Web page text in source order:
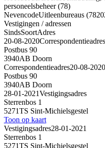
personeelsbeheer (78)
NevencodeUitleenbureaus
Vestigingen / adressen
SindsSoortAdres
20-08-2020Correspondentieadres
Postbus 90
3940AB Doorn
Correspondentieadres20-08-2020
Postbus 90
3940AB Doorn
28-01-2021Vestigingsadres
Sterrenbos 1
5271TS Sint-Michielsgestel
Toon op kaart
Vestigingsadres28-01-2021
Sterrenbos 1
5271TS Sint-Michielsgestel